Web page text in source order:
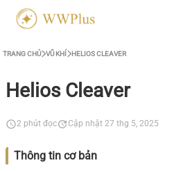
TRANG CHỦ VŨ KHÍ HELIOS CLEAVER
Helios Cleaver
2 phút đọc Cập nhật 27 thg 5, 2025
Thông tin cơ bản